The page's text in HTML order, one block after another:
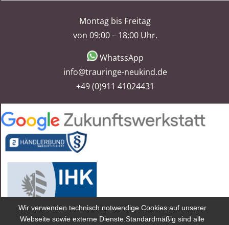
Montag bis Freitag
von 09:00 – 18:00 Uhr.
WhatssApp
info@trauringe-neukind.de
+49 (0)911 41024431
Wir verwenden technisch notwendige Cookies auf unserer
Webseite sowie externe Dienste.Standardmäßig sind alle